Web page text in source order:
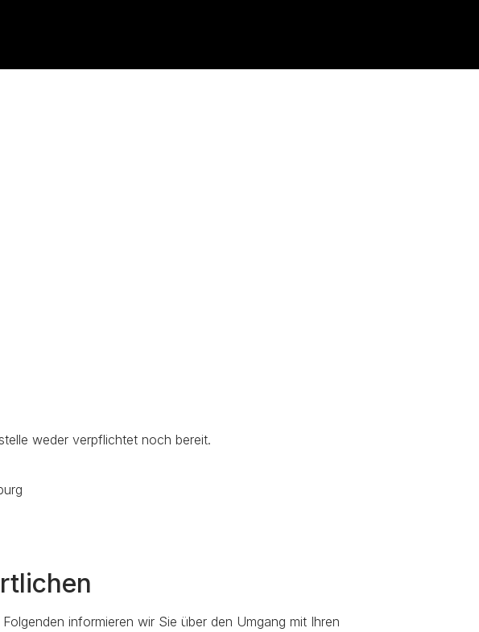
weder verpflichtet noch bereit.
informieren wir Sie über den Umgang mit Ihren